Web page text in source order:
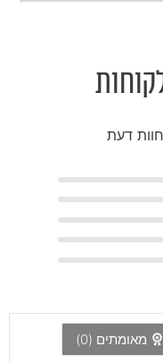
מאומתים (0
)